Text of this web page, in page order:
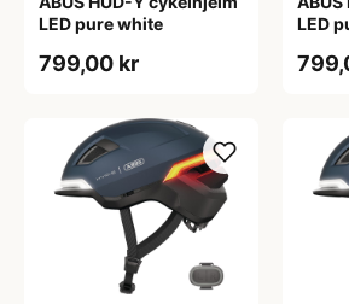
LED pure white
799,00 kr
LED